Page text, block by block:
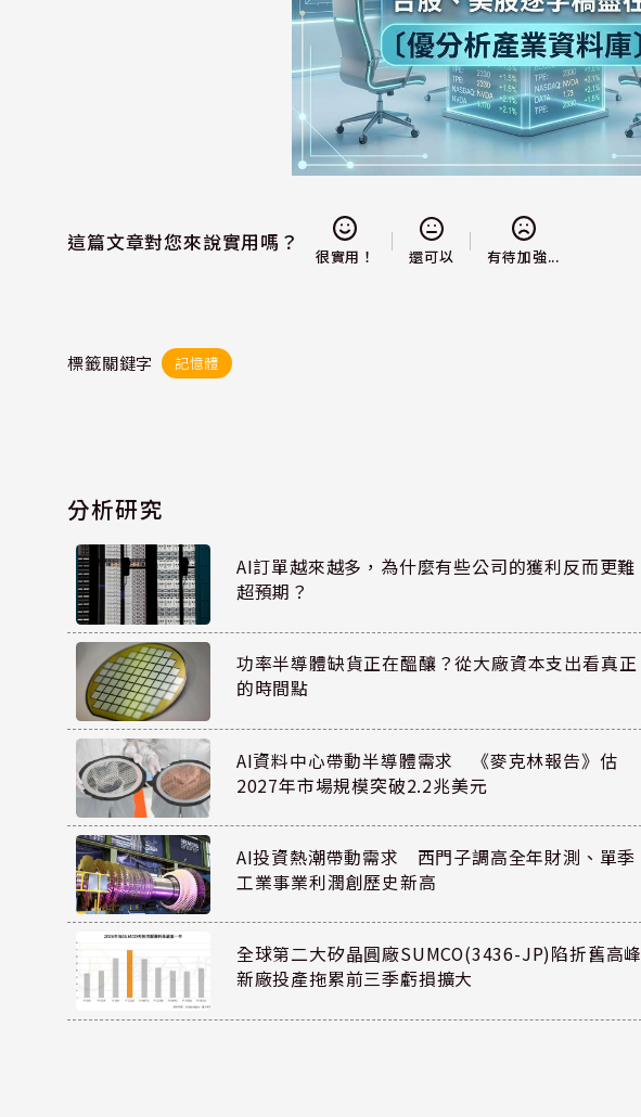
這篇文章對您來說實用嗎？
很實用！ 還可以 有待加強...
標籤關鍵字 記憶體
分析研究
AI訂單越來越多，為什麼有些公司的獲利反而更難
超預期？
功率半導體缺貨正在醞釀？從大廠資本支出看真正
的時間點
AI資料中心帶動半導體需求 《麥克林報告》估
2027年市場規模突破2.2兆美元
AI投資熱潮帶動需求 西門子調高全年財測、單季
工業事業利潤創歷史新高
全球第二大矽晶圓廠SUMCO(3436-JP)陷折舊高峰
新廠投產拖累前三季虧損擴大